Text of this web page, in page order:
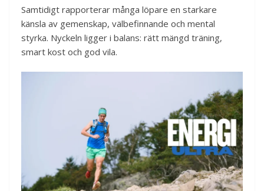
Samtidigt rapporterar många löpare en starkare
känsla av gemenskap, välbefinnande och mental
styrka. Nyckeln ligger i balans: rätt mängd träning,
smart kost och god vila.